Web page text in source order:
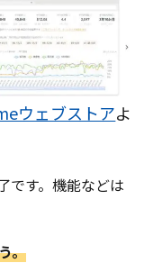
ウェブストアよ
です。機能などは
。